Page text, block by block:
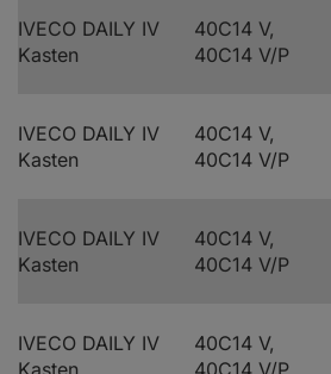
IVECO DAILY IV
Kasten
40C14 V,
40C14 V/P
IVECO DAILY IV
Kasten
40C14 V,
40C14 V/P
IVECO DAILY IV
Kasten
40C14 V,
40C14 V/P
IVECO DAILY IV
40C14 V,